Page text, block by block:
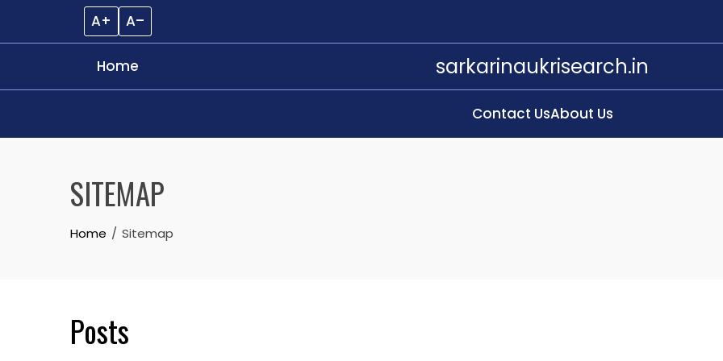
A+ A–
Home sarkarinaukrisearch.in
Contact UsAbout Us
SITEMAP
Home Sitemap
Posts